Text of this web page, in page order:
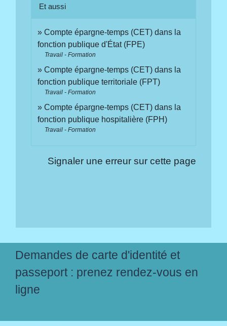
Et aussi
Compte épargne-temps (CET) dans la
fonction publique d'État (FPE)
Travail - Formation
Compte épargne-temps (CET) dans la
fonction publique territoriale (FPT)
Travail - Formation
Compte épargne-temps (CET) dans la
fonction publique hospitalière (FPH)
Travail - Formation
Signaler une erreur sur cette page
Demandes de carte d'identité et
passeport : prenez rendez-vous en
ligne